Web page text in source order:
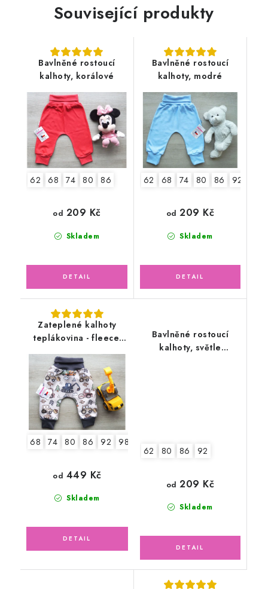
Související produkty
Bavlněné rostoucí
kalhoty, korálové
62 68 74 80 86
Skladem
od 209 Kč
Bavlněné rostoucí
kalhoty, modré
62 68 74 80 86 92
Skladem
od 209 Kč
Zateplené kalhoty
teplákovina - fleece,
68 74 80 86 92 98
Skladem
od 449 Kč
Bavlněné rostoucí
kalhoty, světle
62 80 86 92
Skladem
od 209 Kč